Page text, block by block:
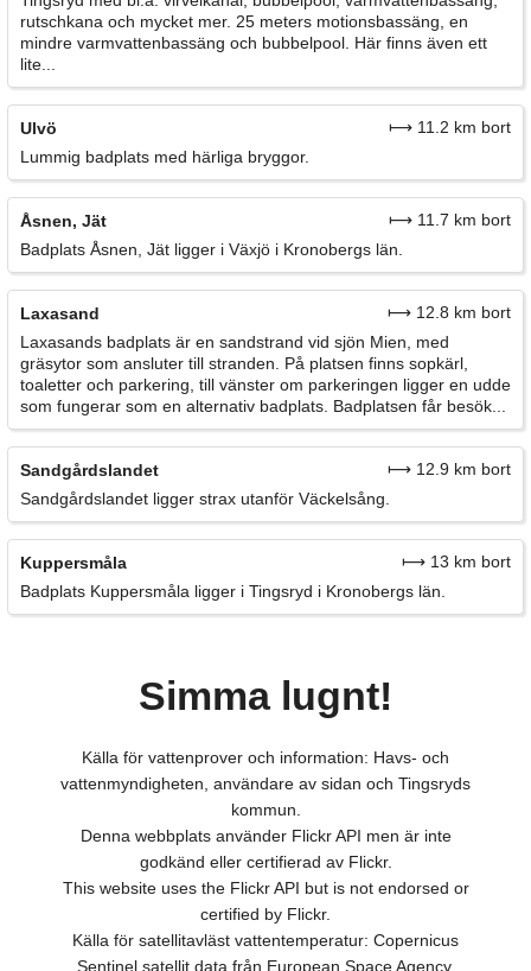
rutschkana och mycket mer. 25 meters motionsbassäng, en
mindre varmvattenbassäng och bubbelpool. Här finns även ett
lite...
Ulvö
⟼ 11.2 km bort
Lummig badplats med härliga bryggor.
Åsnen, Jät
⟼ 11.7 km bort
Badplats Åsnen, Jät ligger i Växjö i Kronobergs län.
Laxasand
⟼ 12.8 km bort
Laxasands badplats är en sandstrand vid sjön Mien, med
gräsytor som ansluter till stranden. På platsen finns sopkärl,
toaletter och parkering, till vänster om parkeringen ligger en udde
som fungerar som en alternativ badplats. Badplatsen får besök...
Sandgårdslandet
⟼ 12.9 km bort
Sandgårdslandet ligger strax utanför Väckelsång.
Kuppersmåla
⟼ 13 km bort
Badplats Kuppersmåla ligger i Tingsryd i Kronobergs län.
Simma lugnt!
Källa för vattenprover och information: Havs- och
vattenmyndigheten, användare av sidan och Tingsryds
kommun.
Denna webbplats använder Flickr API men är inte
godkänd eller certifierad av Flickr.
This website uses the Flickr API but is not endorsed or
certified by Flickr.
Källa för satellitavläst vattentemperatur: Copernicus
Sentinel satellit data från European Space Agency.